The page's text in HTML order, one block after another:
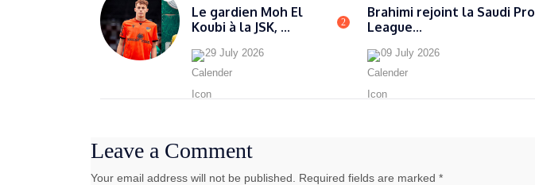
Le gardien Moh El
Koubi à la JSK, ...
29 July 2026
2
Brahimi rejoint la Saudi Pro
League...
09 July 2026
Leave a Comment
Your email address will not be published. Required fields are marked *